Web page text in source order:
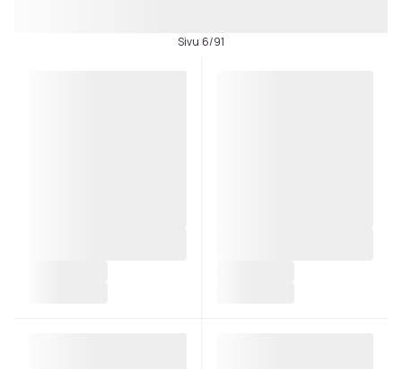
Sivu 6/91